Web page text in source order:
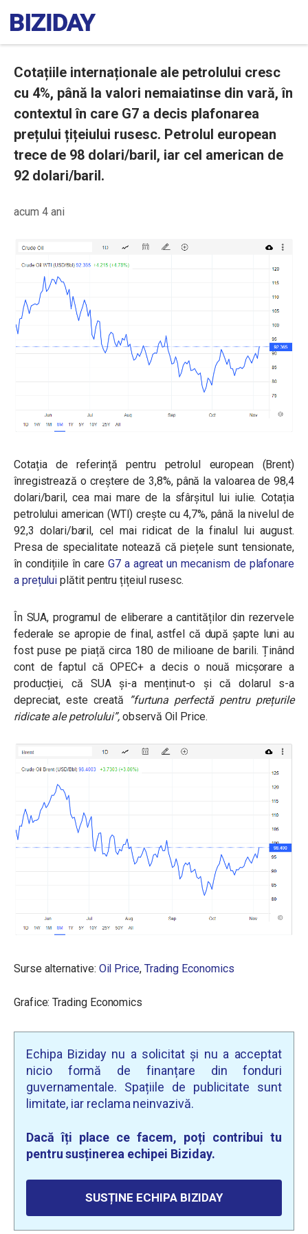
Cotațiile internaționale ale petrolului cresc
cu 4%, până la valori nemaiatinse din vară, în
contextul în care G7 a decis plafonarea
prețului țițeiului rusesc. Petrolul european
trece de 98 dolari/baril, iar cel american de
92 dolari/baril.
acum 4 ani
Cotația de referință pentru petrolul european (Brent)
înregistrează o creștere de 3,8%, până la valoarea de 98,4
dolari/baril, cea mai mare de la sfârșitul lui iulie. Cotația
petrolului american (WTI) crește cu 4,7%, până la nivelul de
92,3 dolari/baril, cel mai ridicat de la finalul lui august.
Presa de specialitate notează că piețele sunt tensionate,
în condițiile în care G7 a agreat un mecanism de plafonare
a prețului plătit pentru țițeiul rusesc.
În SUA, programul de eliberare a cantităților din rezervele
federale se apropie de final, astfel că după șapte luni au
fost puse pe piață circa 180 de milioane de barili. Ținând
cont de faptul că OPEC+ a decis o nouă micșorare a
producției, că SUA și-a menținut-o și că dolarul s-a
depreciat, este creată ”furtuna perfectă pentru prețurile
ridicate ale petrolului”,observă Oil Price.
Surse alternative: Oil Price, Trading Economics
Grafice: Trading Economics
Echipa Biziday nu a solicitat și nu a acceptat
nicio formă de finanțare din fonduri
guvernamentale. Spațiile de publicitate sunt
limitate, iar reclama neinvazivă.
Dacă îți place ce facem, poți contribui tu
pentru susținerea echipei Biziday.
SUSȚINE ECHIPA BIZIDAY